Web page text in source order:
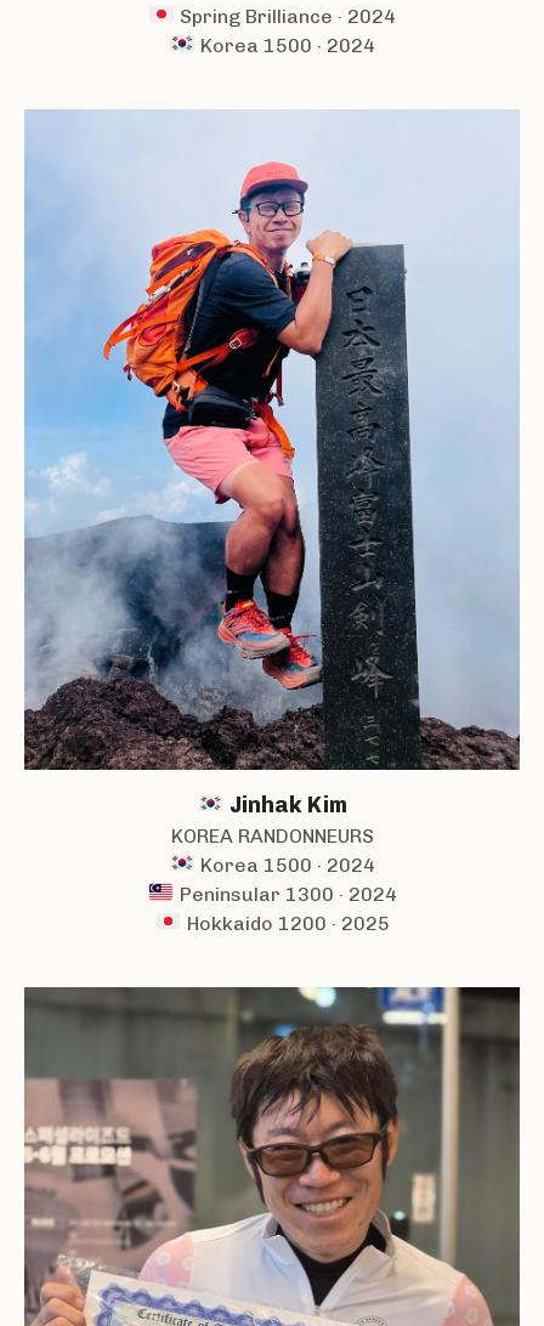
Spring Brilliance · 2024
Korea 1500 · 2024
Jinhak Kim
KOREA RANDONNEURS
Korea 1500 · 2024
Peninsular 1300 · 2024
Hokkaido 1200 · 2025